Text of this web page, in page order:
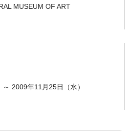
MUSEUM OF ART
2009年11月25日（水）